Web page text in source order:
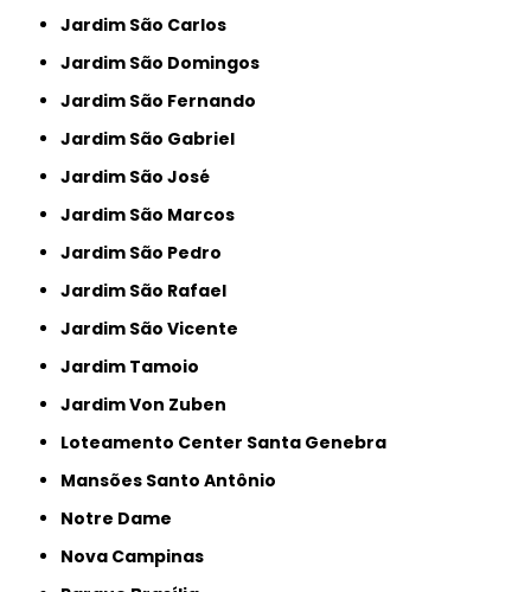
Jardim São Carlos
Jardim São Domingos
Jardim São Fernando
Jardim São Gabriel
Jardim São José
Jardim São Marcos
Jardim São Pedro
Jardim São Rafael
Jardim São Vicente
Jardim Tamoio
Jardim Von Zuben
Loteamento Center Santa Genebra
Mansões Santo Antônio
Notre Dame
Nova Campinas